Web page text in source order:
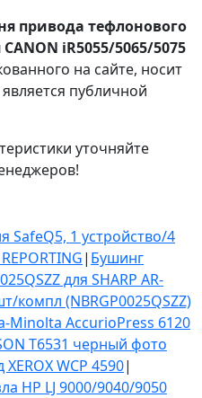
привода тефлонового
iR5055/5065/5075
на сайте, носит
публичной
уточняйте
SafeQ5, 1 устройство/4
| Бушинг
для SHARP AR-
компл (NBRGP0025QSZZ)
Minolta AccurioPress 6120
T6531 черный фото
WCP 4590|
HP LJ 9000/9040/9050